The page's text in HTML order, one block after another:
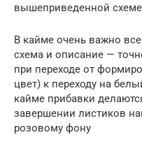
вышеприведенной
В кайме очень важно
схема и описание —
при переходе от
цвет) к переходу на
кайме прибавки
завершении листиков
розовому фону